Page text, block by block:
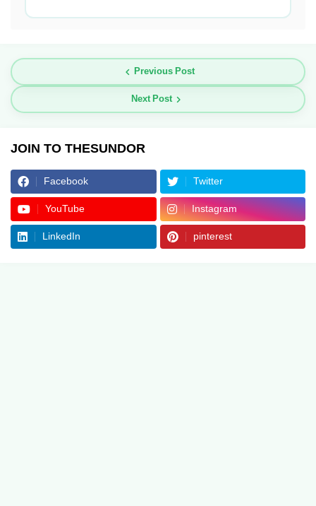
Previous Post
Next Post
JOIN TO THESUNDOR
Facebook
Twitter
YouTube
Instagram
LinkedIn
pinterest